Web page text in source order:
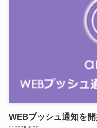
WEBプッシュ通知を開